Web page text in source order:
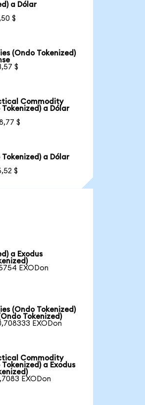
a Dólar
$
(Ondo Tokenized)
$
Commodity
a Dólar
$
a Dólar
$
a Exodus
EXODon
(Ondo Tokenized)
Tokenized)
EXODon
Commodity
a Exodus
EXODon